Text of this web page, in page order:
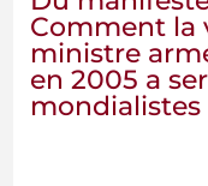
Comment la
ministre
en 2005 a
mondialistes